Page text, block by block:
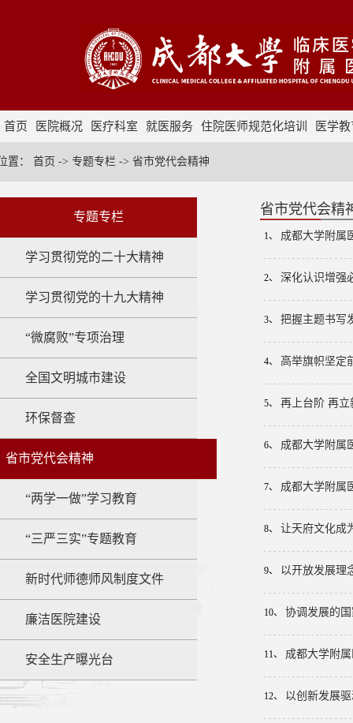
首页 医院概况 医疗科室 就医服务 住院医师规范化培训 医学
采购招标
置： 首页 -> 专题专栏 -> 省市党代会精神
专题专栏
学习贯彻党的二十大精神
学习贯彻党的十九大精神
“微腐败”专项治理
全国文明城市建设
环保督查
省市党代会精神
“两学一做”学习教育
“三严三实”专题教育
新时代师德师风制度文件
廉洁医院建设
安全生产曝光台
省市党代会精
1、 成都大学附属
2、 深化认识增强
3、 把握主题书写
4、 高举旗帜坚定
5、 再上台阶 再
6、 成都大学附属
7、 成都大学附属
8、 让天府文化成
9、 以开放发展理
10、 协调发展的
11、 成都大学附
12、 以创新发展